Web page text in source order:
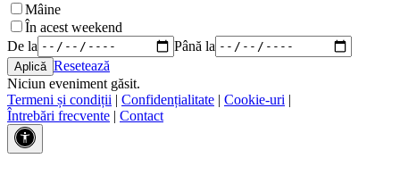
Mâine
În acest weekend
De la
Până la
Resetează
Niciun eveniment găsit.
Termeni și condiții | Confidențialitate | Cookie-uri |
Întrebări frecvente | Contact